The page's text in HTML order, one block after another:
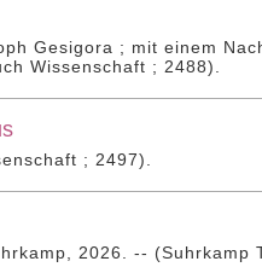
Gesigora ; mit einem
Wissenschaft ; 2488).
; 2497).
2026. -- (Suhrkamp